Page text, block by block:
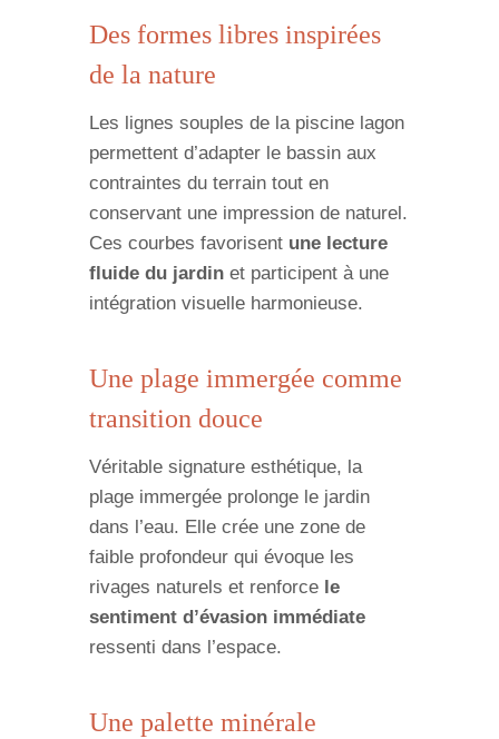
Des formes libres inspirées
de la nature
Les lignes souples de la piscine lagon
permettent d’adapter le bassin aux
contraintes du terrain tout en
conservant une impression de naturel.
Ces courbes favorisent une lecture
fluide du jardin et participent à une
intégration visuelle harmonieuse.
Une plage immergée comme
transition douce
Véritable signature esthétique, la
plage immergée prolonge le jardin
dans l’eau. Elle crée une zone de
faible profondeur qui évoque les
rivages naturels et renforce le
sentiment d’évasion immédiate
ressenti dans l’espace.
Une palette minérale